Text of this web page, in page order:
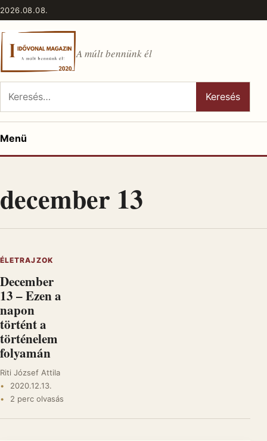
Ugrás a tartalomhoz
2026.08.08.
A múlt bennünk él
Keresés:
Keresés
Menü
december 13
ÉLETRAJZOK
December
13 – Ezen a
napon
történt a
történelem
folyamán
Riti József Attila
2020.12.13.
2 perc olvasás